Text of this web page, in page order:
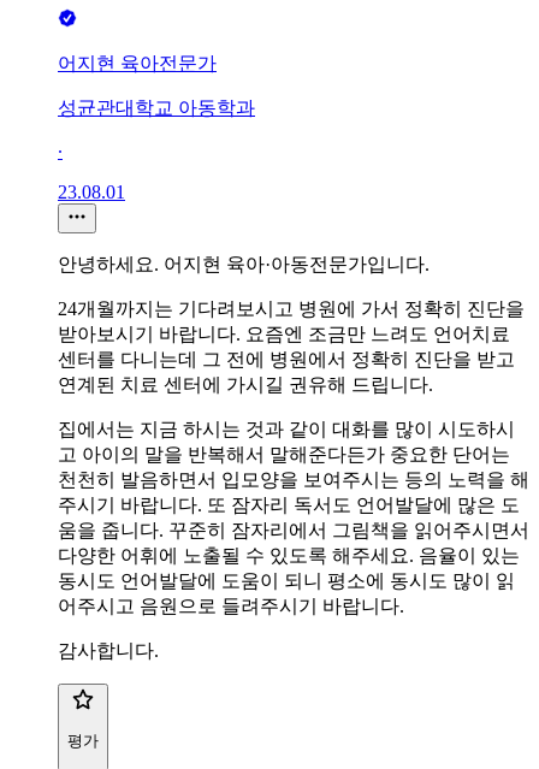
어지현 육아전문가
성균관대학교 아동학과
∙
23.08.01
안녕하세요. 어지현 육아·아동전문가입니다.
24개월까지는 기다려보시고 병원에 가서 정확히 진단을
받아보시기 바랍니다. 요즘엔 조금만 느려도 언어치료
센터를 다니는데 그 전에 병원에서 정확히 진단을 받고
연계된 치료 센터에 가시길 권유해 드립니다.
집에서는 지금 하시는 것과 같이 대화를 많이 시도하시
고 아이의 말을 반복해서 말해준다든가 중요한 단어는
천천히 발음하면서 입모양을 보여주시는 등의 노력을 해
주시기 바랍니다. 또 잠자리 독서도 언어발달에 많은 도
움을 줍니다. 꾸준히 잠자리에서 그림책을 읽어주시면서
다양한 어휘에 노출될 수 있도록 해주세요. 음율이 있는
동시도 언어발달에 도움이 되니 평소에 동시도 많이 읽
어주시고 음원으로 들려주시기 바랍니다.
감사합니다.
평가